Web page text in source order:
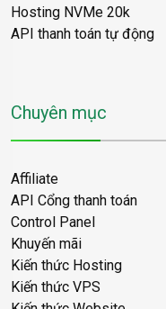
Hosting NVMe 20k
API thanh toán tự động
Chuyên mục
Affiliate
API Cổng thanh toán
Control Panel
Khuyến mãi
Kiến thức Hosting
Kiến thức VPS